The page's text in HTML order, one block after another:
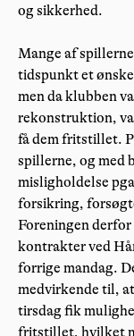
og sikkerhed.
Mange af
tidspunkt et
men da klubben
rekonstruktion,
få dem fritstillet.
spillerne, og med
misligholdelse
forsikring,
Foreningen
kontrakter ved
forrige mandag.
medvirkende til,
tirsdag fik
fritstillet, hvilket